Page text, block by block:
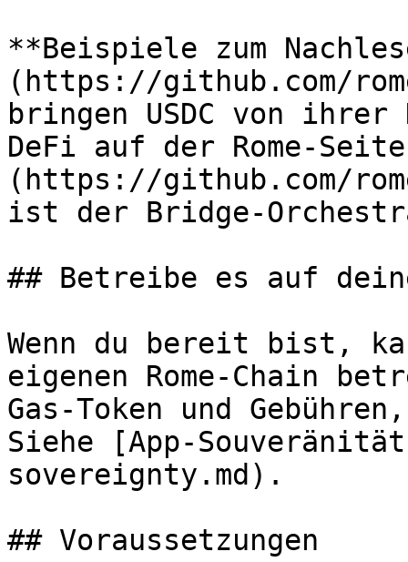
**Beispiele zum
(https://github.com/
bringen USDC von
DeFi auf der Rome-
(https://github.com/
ist der Bridge-
## Betreibe es auf
Wenn du bereit bist,
eigenen Rome-Chain
Gas-Token und
Siehe [App-
sovereignty.md).
## Voraussetzungen